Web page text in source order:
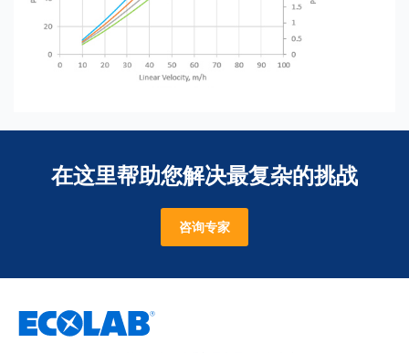
在这里帮助您解决最复杂的挑战
咨询专家